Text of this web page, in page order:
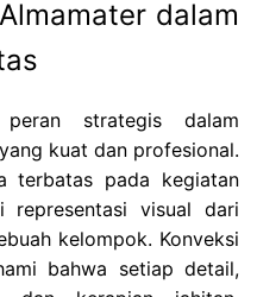
dalam
strategis dalam
kuat dan profesional.
terbatas pada kegiatan
visual dari
kelompok. Konveksi
bahwa setiap detail,